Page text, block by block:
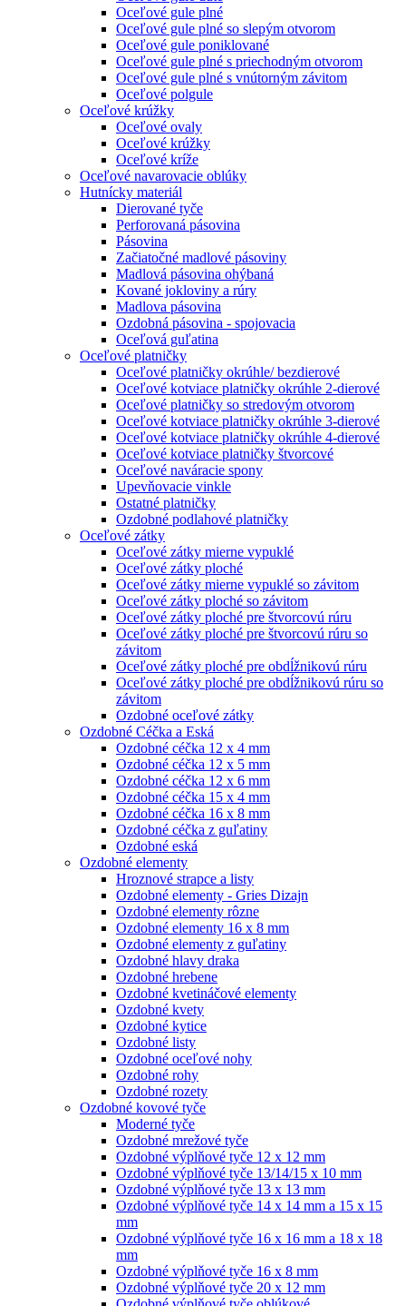
Oceľové gule plné
Oceľové gule plné so slepým otvorom
Oceľové gule poniklované
Oceľové gule plné s priechodným otvorom
Oceľové gule plné s vnútorným závitom
Oceľové polgule
Oceľové krúžky
Oceľové ovaly
Oceľové krúžky
Oceľové kríže
Oceľové navarovacie oblúky
Hutnícky materiál
Dierované tyče
Perforovaná pásovina
Pásovina
Začiatočné madlové pásoviny
Madlová pásovina ohýbaná
Kované jokloviny a rúry
Madlova pásovina
Ozdobná pásovina - spojovacia
Oceľová guľatina
Oceľové platničky
Oceľové platničky okrúhle/ bezdierové
Oceľové kotviace platničky okrúhle 2-dierové
Oceľové platničky so stredovým otvorom
Oceľové kotviace platničky okrúhle 3-dierové
Oceľové kotviace platničky okrúhle 4-dierové
Oceľové kotviace platničky štvorcové
Oceľové naváracie spony
Upevňovacie vinkle
Ostatné platničky
Ozdobné podlahové platničky
Oceľové zátky
Oceľové zátky mierne vypuklé
Oceľové zátky ploché
Oceľové zátky mierne vypuklé so závitom
Oceľové zátky ploché so závitom
Oceľové zátky ploché pre štvorcovú rúru
Oceľové zátky ploché pre štvorcovú rúru so
závitom
Oceľové zátky ploché pre obdĺžnikovú rúru
Oceľové zátky ploché pre obdĺžnikovú rúru so
závitom
Ozdobné oceľové zátky
Ozdobné Céčka a Eská
Ozdobné céčka 12 x 4 mm
Ozdobné céčka 12 x 5 mm
Ozdobné céčka 12 x 6 mm
Ozdobné céčka 15 x 4 mm
Ozdobné céčka 16 x 8 mm
Ozdobné céčka z guľatiny
Ozdobné eská
Ozdobné elementy
Hroznové strapce a listy
Ozdobné elementy - Gries Dizajn
Ozdobné elementy rôzne
Ozdobné elementy 16 x 8 mm
Ozdobné elementy z guľatiny
Ozdobné hlavy draka
Ozdobné hrebene
Ozdobné kvetináčové elementy
Ozdobné kvety
Ozdobné kytice
Ozdobné listy
Ozdobné oceľové nohy
Ozdobné rohy
Ozdobné rozety
Ozdobné kovové tyče
Moderné tyče
Ozdobné mrežové tyče
Ozdobné výplňové tyče 12 x 12 mm
Ozdobné výplňové tyče 13/14/15 x 10 mm
Ozdobné výplňové tyče 13 x 13 mm
Ozdobné výplňové tyče 14 x 14 mm a 15 x 15
mm
Ozdobné výplňové tyče 16 x 16 mm a 18 x 18
mm
Ozdobné výplňové tyče 16 x 8 mm
Ozdobné výplňové tyče 20 x 12 mm